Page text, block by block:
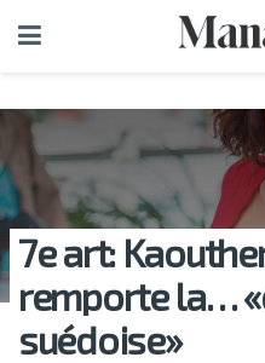
7e art:
remporte la…
suédoise»